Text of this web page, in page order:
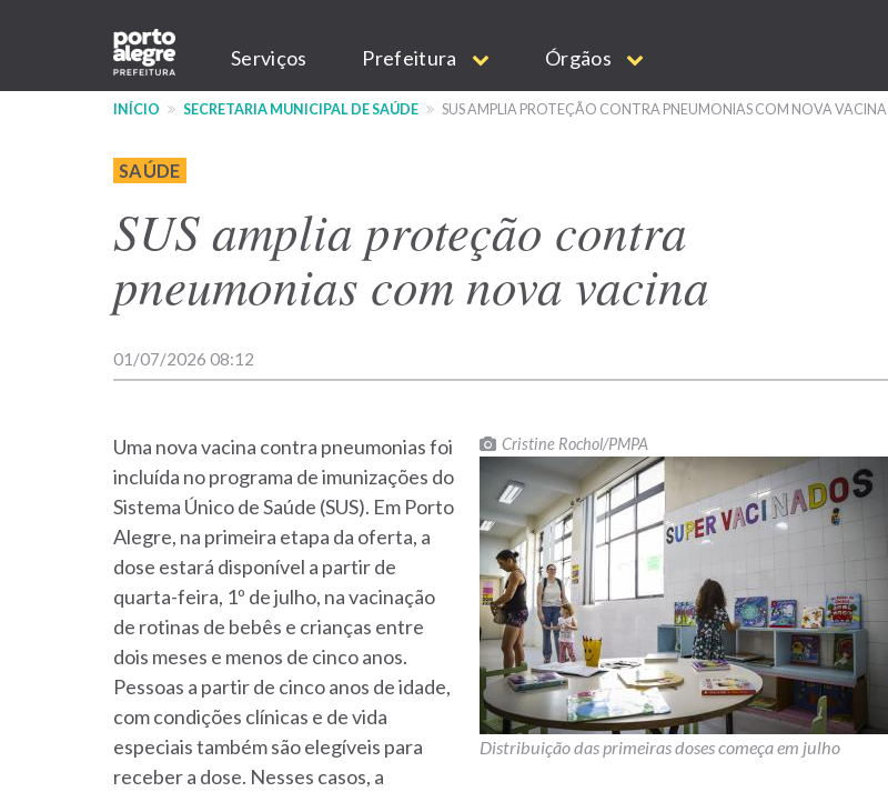
conteúdo
Main
navigation
Serviços Prefeitura Órgãos
INÍCIO SECRETARIA MUNICIPAL DE SAÚDE SUS AMPLIA PROTEÇÃO CONTRA PNEUMONIAS COM NOVA VACINA
SAÚDE
SUS amplia proteção contra
pneumonias com nova vacina
01/07/2026 08:12
Cristine Rochol/PMPA
Distribuição das primeiras doses começa em julho
Uma nova vacina contra pneumonias foi
incluída no programa de imunizações do
Sistema Único de Saúde (SUS). Em Porto
Alegre, na primeira etapa da oferta, a
dose estará disponível a partir de
quarta-feira, 1º de julho, na vacinação
de rotinas de bebês e crianças entre
dois meses e menos de cinco anos.
Pessoas a partir de cinco anos de idade,
com condições clínicas e de vida
especiais também são elegíveis para
receber a dose. Nesses casos, a